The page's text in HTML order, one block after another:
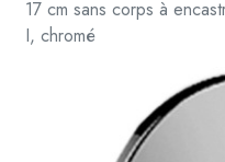
17 cm sans corps à
I, chromé